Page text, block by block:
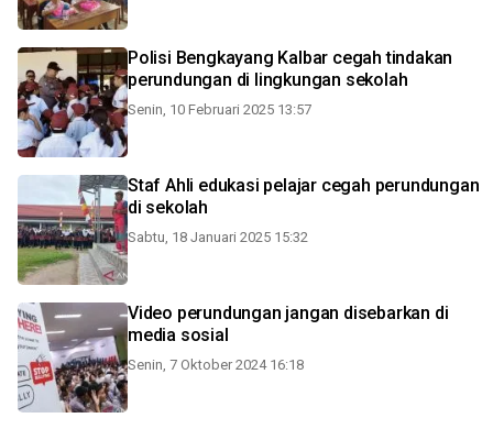
Polisi Bengkayang Kalbar cegah tindakan
perundungan di lingkungan sekolah
Senin, 10 Februari 2025 13:57
Staf Ahli edukasi pelajar cegah perundungan
di sekolah
Sabtu, 18 Januari 2025 15:32
Video perundungan jangan disebarkan di
media sosial
Senin, 7 Oktober 2024 16:18